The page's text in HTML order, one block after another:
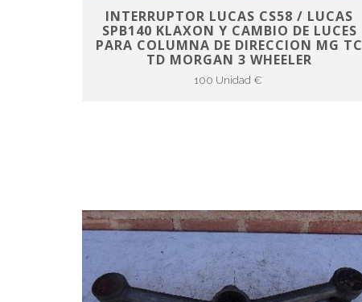
INTERRUPTOR LUCAS CS58 / LUCAS
SPB140 KLAXON Y CAMBIO DE LUCES
PARA COLUMNA DE DIRECCION MG TC
TD MORGAN 3 WHEELER
100 Unidad €